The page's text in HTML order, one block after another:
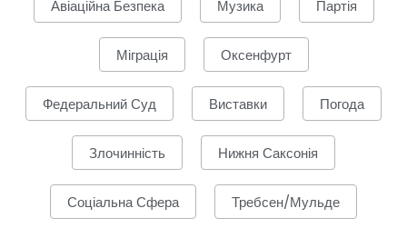
Авіаційна Безпека Музика Партія
Міграція Оксенфурт
Федеральний Суд Виставки Погода
Злочинність Нижня Саксонія
Соціальна Сфера Требсен/Мульде